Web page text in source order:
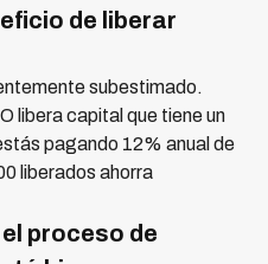
de liberar
subestimado.
libera capital que tiene un
pagando 12% anual de
liberados ahorra
proceso de